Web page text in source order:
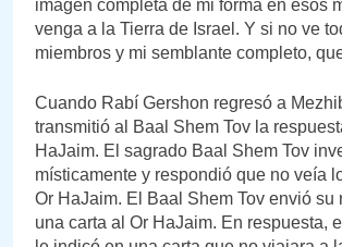
imagen completa de mi forma en esos
venga a la Tierra de Israel. Y si no ve
miembros y mi semblante completo,
Cuando Rabí Gershon regresó a
transmitió al Baal Shem Tov la
HaJaim. El sagrado Baal Shem Tov
místicamente y respondió que no veía
Or HaJaim. El Baal Shem Tov envió su
una carta al Or HaJaim. En respuesta,